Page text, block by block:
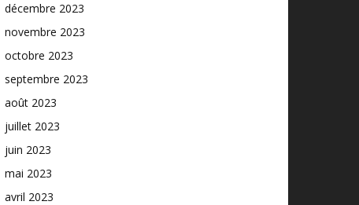
décembre 2023
novembre 2023
octobre 2023
septembre 2023
août 2023
juillet 2023
juin 2023
mai 2023
avril 2023